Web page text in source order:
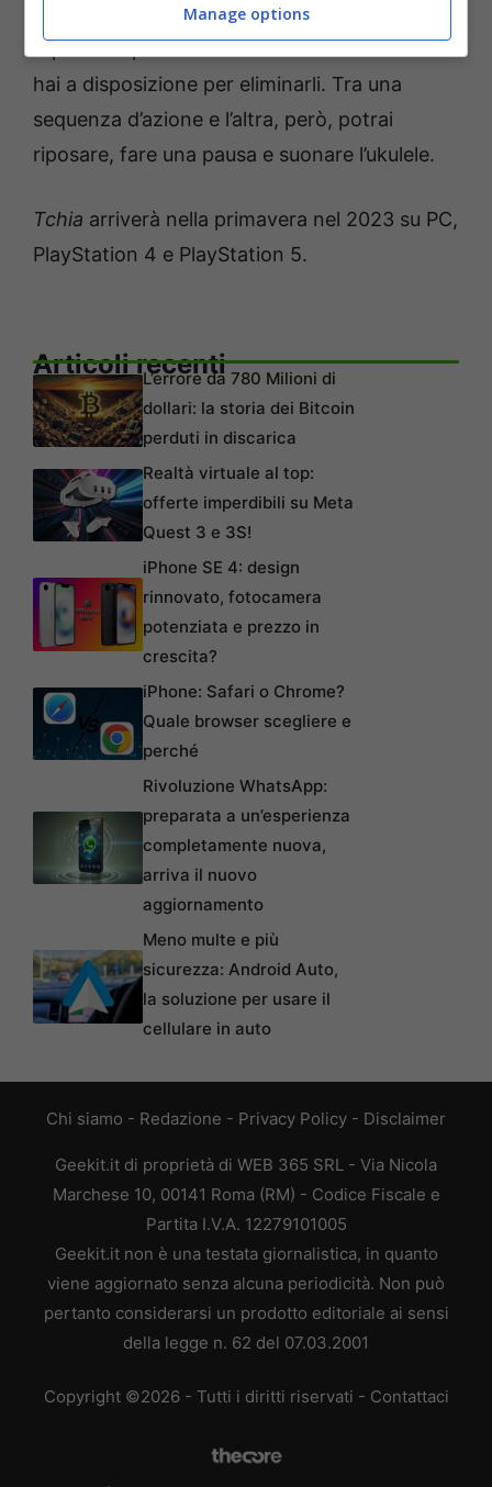
del malvagio sovrano dell’arcipelago, hanno
rapito suo padre. Dovrai usare tutto ciò che
hai a disposizione per eliminarli. Tra una
sequenza d’azione e l’altra, però, potrai
riposare, fare una pausa e suonare l’ukulele.
Tchia arriverà nella primavera nel 2023 su PC,
PlayStation 4 e PlayStation 5.
Articoli recentiL’errore da 780 Milioni di
dollari: la storia dei Bitcoin
perduti in discarica
Realtà virtuale al top:
offerte imperdibili su Meta
Quest 3 e 3S!
iPhone SE 4: design
rinnovato, fotocamera
potenziata e prezzo in
crescita?
iPhone: Safari o Chrome?
Quale browser scegliere e
perché
Rivoluzione WhatsApp:
preparata a un’esperienza
completamente nuova,
arriva il nuovo
aggiornamento
Meno multe e più
sicurezza: Android Auto,
la soluzione per usare il
cellulare in auto
Chi siamo - Redazione - Privacy Policy - Disclaimer
Geekit.it di proprietà di WEB 365 SRL - Via Nicola
Marchese 10, 00141 Roma (RM) - Codice Fiscale e
Partita I.V.A. 12279101005
Geekit.it non è una testata giornalistica, in quanto
viene aggiornato senza alcuna periodicità. Non può
pertanto considerarsi un prodotto editoriale ai sensi
della legge n. 62 del 07.03.2001
Copyright ©2026 - Tutti i diritti riservati - Contattaci
Manage options